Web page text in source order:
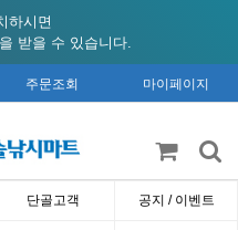
하시면
을 받을 수 있습니다.
주문조회 마이페이지
단골고객 공지 / 이벤트